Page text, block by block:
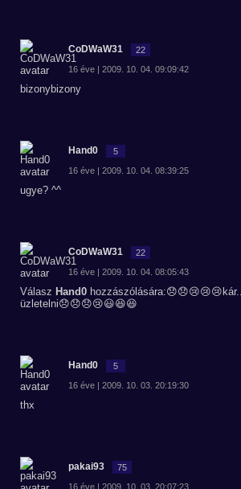
CoDWaW31 22
16 éve | 2009. 10. 04. 09:09:42
bizonybizony
Hand0 5
16 éve | 2009. 10. 04. 08:39:25
ugye? ^^
CoDWaW31 22
16 éve | 2009. 10. 04. 08:05:43
Válasz Hand0
üzletelni😞😞😞😢😃😆😆
Hand0 5
16 éve | 2009. 10. 03. 20:19:30
thx
pakai93 75
16 éve | 2009. 10. 03. 20:07:23